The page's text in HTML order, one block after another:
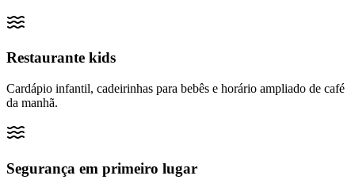
Restaurante kids
Cardápio infantil, cadeirinhas para bebês e horário ampliado de café
da manhã.
Segurança em primeiro lugar